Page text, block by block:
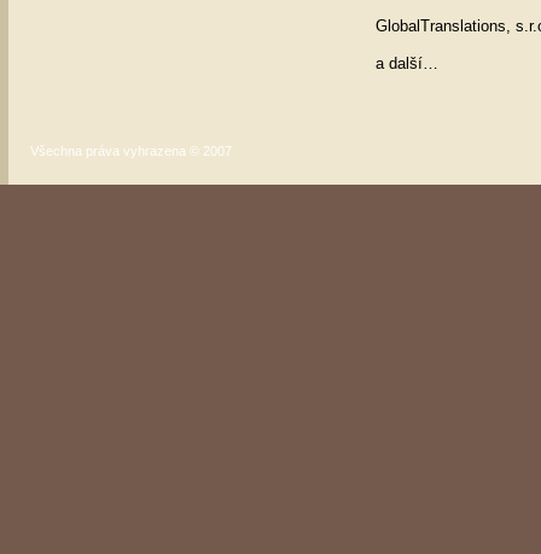
GlobalTranslations,
a další…
Všechna práva vyhrazena © 2007